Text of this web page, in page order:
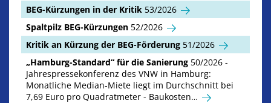
BEG-Kürzungen in der Kritik 53/2026
Spaltpilz BEG-Kürzungen 52/2026
Kritik an Kürzung der BEG-Förderung 51/2026
„Hamburg-Standard“ für die Sanierung 50/2026 -
Jahrespressekonferenz des VNW in Hamburg:
Monatliche Median-Miete liegt im Durchschnitt bei
7,69 Euro pro Quadratmeter - Baukosten…